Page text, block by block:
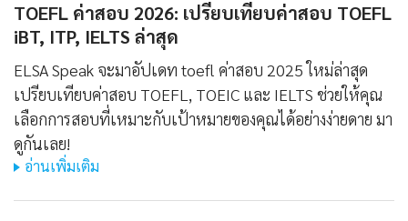
TOEFL ค่าสอบ 2026: เปรียบเทียบค่าสอบ TOEFL
iBT, ITP, IELTS ล่าสุด
ELSA Speak จะมาอัปเดท toefl ค่าสอบ 2025 ใหม่ล่าสุด
เปรียบเทียบค่าสอบ TOEFL, TOEIC และ IELTS ช่วยให้คุณ
เลือกการสอบที่เหมาะกับเป้าหมายของคุณได้อย่างง่ายดาย มา
ดูกันเลย!
อ่านเพิ่มเติม